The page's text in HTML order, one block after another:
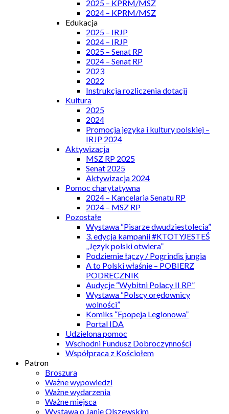
2025 – KPRM/MSZ
2024 – KPRM/MSZ
Edukacja
2025 – IRJP
2024 – IRJP
2025 – Senat RP
2024 – Senat RP
2023
2022
Instrukcja rozliczenia dotacji
Kultura
2025
2024
Promocja języka i kultury polskiej –
IRJP 2024
Aktywizacja
MSZ RP 2025
Senat 2025
Aktywizacja 2024
Pomoc charytatywna
2024 – Kancelaria Senatu RP
2024 – MSZ RP
Pozostałe
Wystawa “Pisarze dwudziestolecia”
3. edycja kampanii #KTOTYJESTEŚ
„Język polski otwiera”
Podziemie łączy / Pogrindis jungia
A to Polski właśnie – POBIERZ
PODRECZNIK
Audycje “Wybitni Polacy II RP”
Wystawa “Polscy orędownicy
wolności”
Komiks “Epopeja Legionowa”
Portal IDA
Udzielona pomoc
Wschodni Fundusz Dobroczynności
Współpraca z Kościołem
Patron
Broszura
Ważne wypowiedzi
Ważne wydarzenia
Ważne miejsca
Wystawa o Janie Olszewskim